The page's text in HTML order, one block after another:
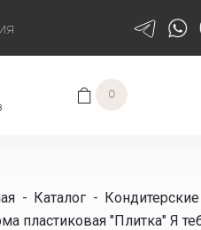
0
- Каталог -
пластиковая "Плитка" Я